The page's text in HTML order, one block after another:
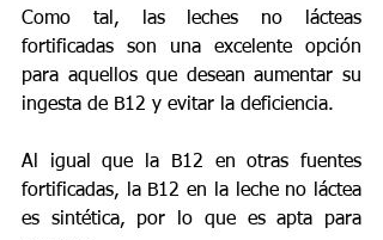
Como tal, las leches no lácteas
fortificadas son una excelente opción
para aquellos que desean aumentar su
ingesta de B12 y evitar la deficiencia.
Al igual que la B12 en otras fuentes
fortificadas, la B12 en la leche no láctea
es sintética, por lo que es apta para